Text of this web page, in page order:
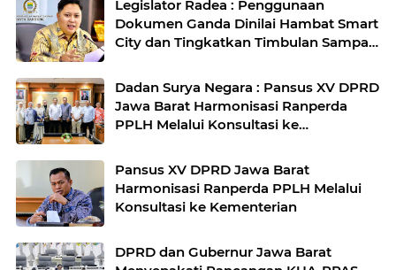
Legislator Radea : Penggunaan
Dokumen Ganda Dinilai Hambat Smart
City dan Tingkatkan Timbulan Sampah
Dadan Surya Negara : Pansus XV DPRD
Jawa Barat Harmonisasi Ranperda
PPLH Melalui Konsultasi ke
Pansus XV DPRD Jawa Barat
Harmonisasi Ranperda PPLH Melalui
Konsultasi ke Kementerian
DPRD dan Gubernur Jawa Barat